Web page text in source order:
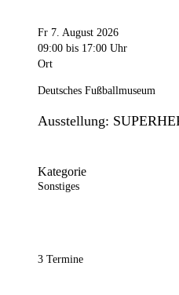
Fr 7. August 2026
09:00 bis 17:00 Uhr
Ort
Deutsches Fußballmuseum
Ausstellung:
Kategorie
Sonstiges
3 Termine